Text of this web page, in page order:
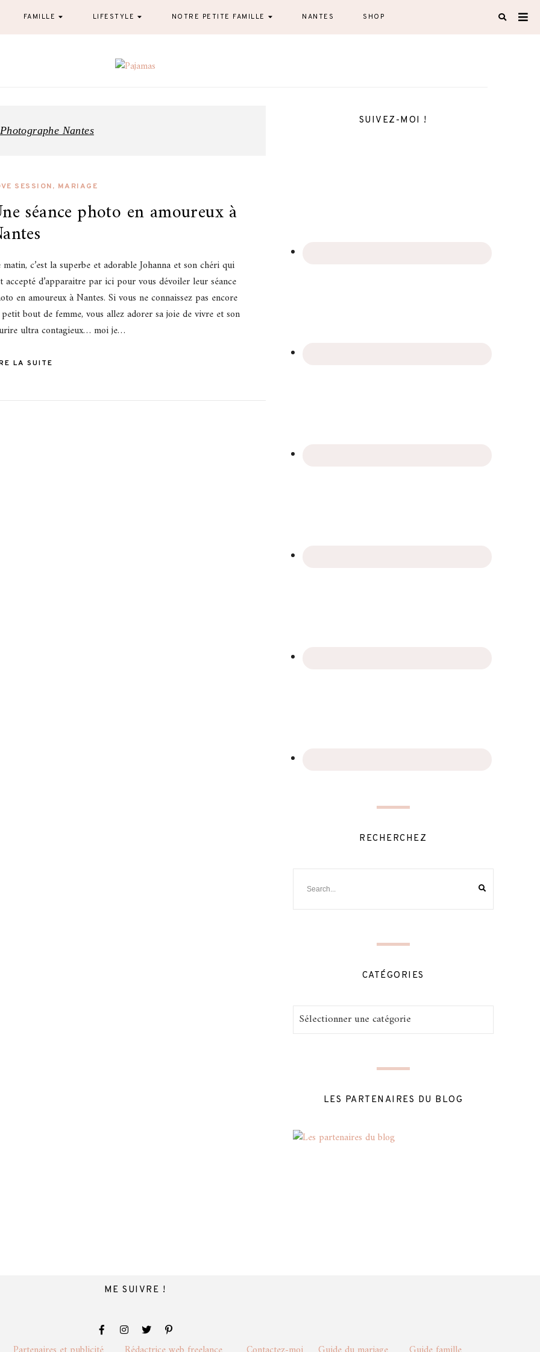
FAMILLE LIFESTYLE NOTRE PETITE FAMILLE NANTES SHOP
Photographe Nantes
SESSION, MARIAGE
séance photo en amoureux à
matin, c’est la superbe et adorable Johanna et son chéri qui
accepté d’apparaitre par ici pour vous dévoiler leur séance
en amoureux à Nantes. Si vous ne connaissez pas encore
bout de femme, vous allez adorer sa joie de vivre et son
ultra contagieux… moi je…
LA SUITE
SUIVEZ-MOI !
RECHERCHEZ
CATÉGORIES
Catégories
LES PARTENAIRES DU BLOG
ME SUIVRE !